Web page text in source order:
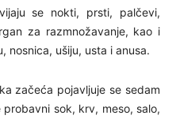
se nokti, prsti, palčevi,
za razmnožavanje, kao i
nosnica, ušiju, usta i anusa.
začeća pojavljuje se sedam
sok, krv, meso, salo,